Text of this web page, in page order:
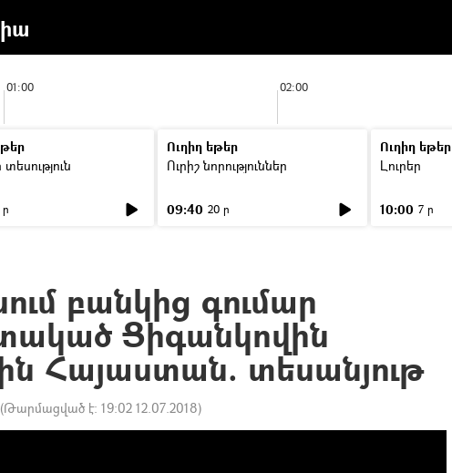
01:00 02:00
տեսություն
Ուղիղ եթեր
Ուրիշ նորություններ
09:40 20 ր
Ուղիղ եթեր
Լուրեր
10:00 7 ր
բանկից գումար
Ցիգանկովին
Հայաստան. տեսանյութ
(Թարմացված է: 19:02 12.07.2018)